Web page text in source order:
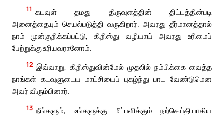
11 கடவுள் தமது திருவுளத்தின் திட்டத்தின்படி
அனைத்தையும் செயல்படுத்தி வருகிறார். அவரது தீர்மானத்தால்
நாம் முன்குறிக்கப்பட்டு, கிறிஸ்து வழியாய் அவரது உரிமைப்
பேற்றுக்கு உரியவரானோம்.
12 இவ்வாறு, கிறிஸ்துவின்மேல் முதலில் நம்பிக்கை வைத்த
நாங்கள் கடவுளுடைய மாட்சியைப் புகழ்ந்து பாட வேண்டுமென
அவர் விரும்பினார்.
13 நீங்களும், உங்களுக்கு மீட்பளிக்கும் நற்செய்தியாகிய